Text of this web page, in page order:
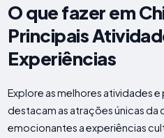
O que fazer em
Principais
Experiências
Explore as melhores atividades
destacam as atrações únicas da
emocionantes a experiências